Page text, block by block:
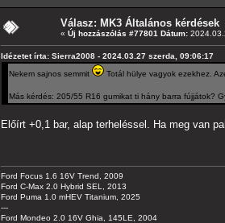
Válasz: MK3 Általános kérdések
« Új hozzászólás #77801 Dátum:
Idézetet írta: Sierra2008 - 2024.03.27 szerda, 09:06:17
Nekem sajnos semmit
Totál hülye vagyok ezekhez.
Más kérdés: 205/55 R16 gumikat ti hány barra fújjátok?
Előírt +0,1 bar, alap terheléssel. Ha meg van
Ford Focus 1.6 16V Trend, 2009
Ford C-Max 2.0 Hybrid SEL, 2013
Ford Puma 1.0 mHEV Titanium, 2025
---
Ford Mondeo 2.0 16V Ghia, 145LE, 2004